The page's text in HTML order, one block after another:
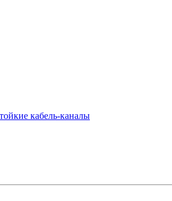
кабель-каналы